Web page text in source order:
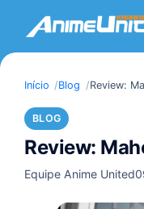
Início Blog Review:
BLOG
Review:
Equipe Anime United